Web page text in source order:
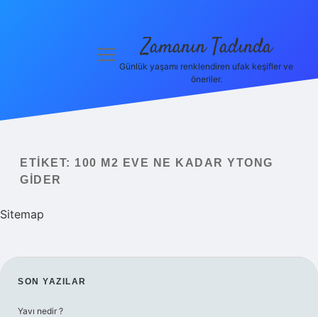
Yasal Uyarı
Hakkımızda
menüyüZamanın Tadında
Günlük yaşamı renklendiren ufak keşifler ve
öneriler.
ETIKET: 100 M2 EVE NE KADAR YTONG
GIDER
Sitemap
SIDEBAR
SON YAZILAR
Yavı nedir ?